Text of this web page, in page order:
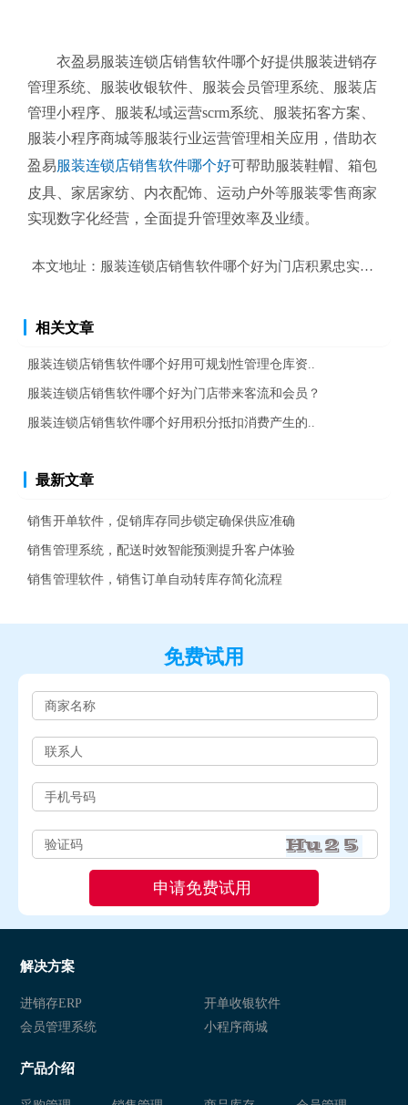
衣盈易服装连锁店销售软件哪个好提供服装进销存
管理系统、服装收银软件、服装会员管理系统、服装店
管理小程序、服装私域运营scrm系统、服装拓客方案、
服装小程序商城等服装行业运营管理相关应用，借助衣
盈易服装连锁店销售软件哪个好可帮助服装鞋帽、箱包
皮具、家居家纺、内衣配饰、运动户外等服装零售商家
实现数字化经营，全面提升管理效率及业绩。
本文地址： 服装连锁店销售软件哪个好为门店积累忠实的会员
相关文章
服装连锁店销售软件哪个好用可规划性管理仓库资..
服装连锁店销售软件哪个好为门店带来客流和会员？
服装连锁店销售软件哪个好用积分抵扣消费产生的..
最新文章
销售开单软件，促销库存同步锁定确保供应准确
销售管理系统，配送时效智能预测提升客户体验
销售管理软件，销售订单自动转库存简化流程
免费试用
解决方案
进销存ERP
开单收银软件
会员管理系统
小程序商城
产品介绍